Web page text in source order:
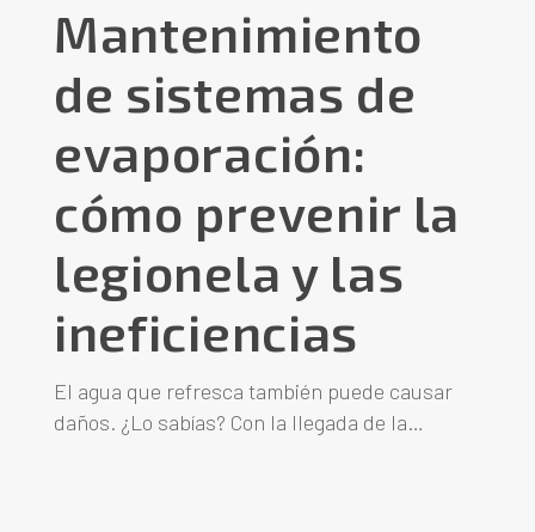
Mantenimiento
de sistemas de
evaporación:
cómo prevenir la
legionela y las
ineficiencias
El agua que refresca también puede causar
daños. ¿Lo sabías? Con la llegada de la…